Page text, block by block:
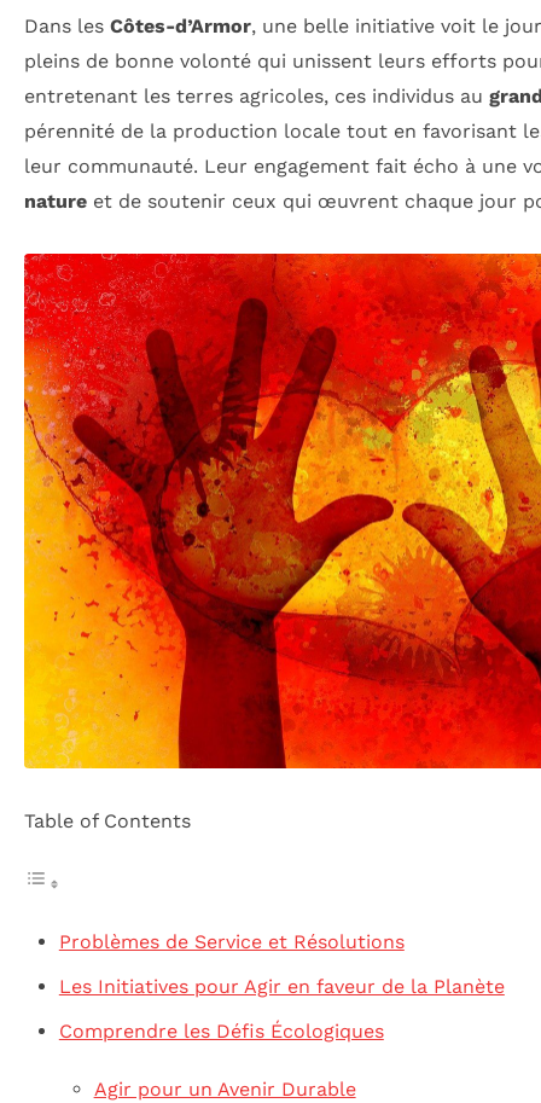
Dans les Côtes-d’Armor, une belle initiative voit le
pleins de bonne volonté qui unissent leurs efforts
entretenant les terres agricoles, ces individus au
pérennité de la production locale tout en favorisant
leur communauté. Leur engagement fait écho à une
nature et de soutenir ceux qui œuvrent chaque jour
Table of Contents
Problèmes de Service et Résolutions
Les Initiatives pour Agir en faveur de la Planète
Comprendre les Défis Écologiques
Agir pour un Avenir Durable